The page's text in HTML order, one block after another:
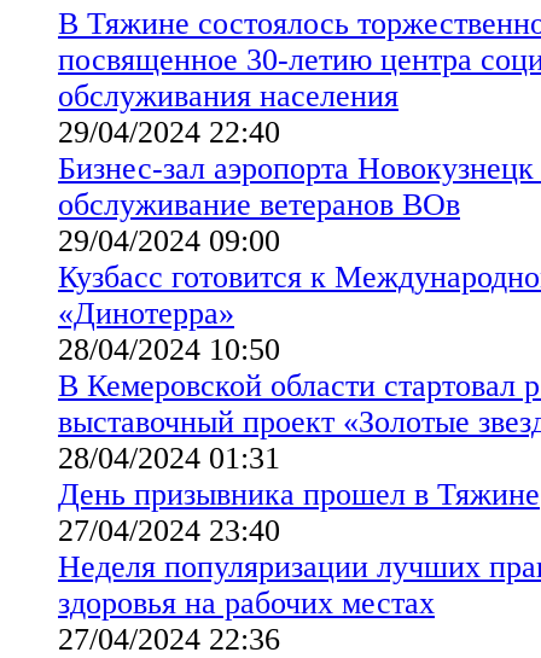
В Тяжине состоялось
посвященное 30-летию центра
обслуживания населения
29/04/2024 22:40
Бизнес-зал аэропорта
обслуживание ветеранов ВОв
29/04/2024 09:00
Кузбасс готовится к
«Динотерра»
28/04/2024 10:50
В Кемеровской области стартовал
выставочный проект «Золотые
28/04/2024 01:31
День призывника прошел в Тяжине
27/04/2024 23:40
Неделя популяризации лучших
здоровья на рабочих местах
27/04/2024 22:36